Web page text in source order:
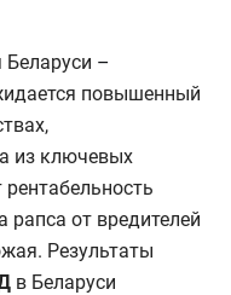
–
повышенный
из ключевых
рентабельность
рапса от вредителей
Результаты
в Беларуси